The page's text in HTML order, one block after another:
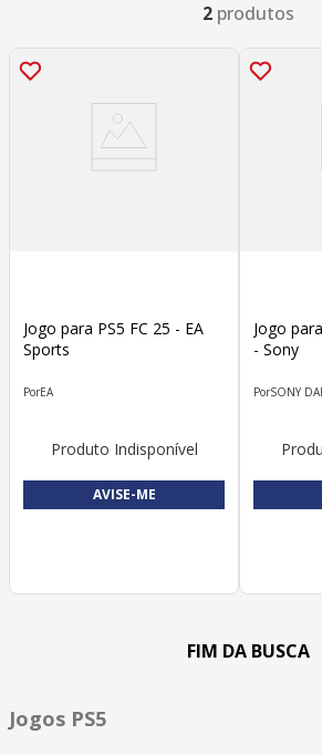
2 produtos
Jogo para PS5 FC 25 - EA
Sports
EA
Produto Indisponível
AVISE-ME
Jogo
- Sony
SONY
Jogos PS5